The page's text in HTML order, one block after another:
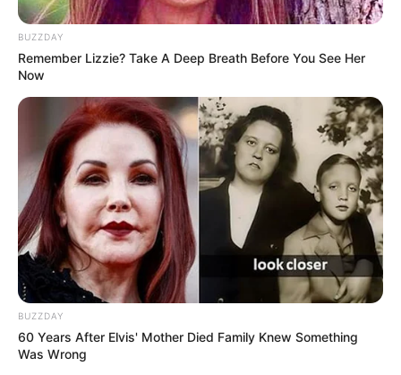
BUZZDAY
Remember Lizzie? Take A Deep Breath Before You See Her
Now
BUZZDAY
60 Years After Elvis' Mother Died Family Knew Something
Was Wrong